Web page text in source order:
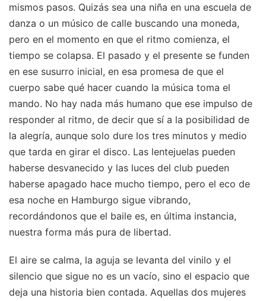
mismos pasos. Quizás sea una niña en una escuela de
danza o un músico de calle buscando una moneda,
pero en el momento en que el ritmo comienza, el
tiempo se colapsa. El pasado y el presente se funden
en ese susurro inicial, en esa promesa de que el
cuerpo sabe qué hacer cuando la música toma el
mando. No hay nada más humano que ese impulso de
responder al ritmo, de decir que sí a la posibilidad de
la alegría, aunque solo dure los tres minutos y medio
que tarda en girar el disco. Las lentejuelas pueden
haberse desvanecido y las luces del club pueden
haberse apagado hace mucho tiempo, pero el eco de
esa noche en Hamburgo sigue vibrando,
recordándonos que el baile es, en última instancia,
nuestra forma más pura de libertad.
El aire se calma, la aguja se levanta del vinilo y el
silencio que sigue no es un vacío, sino el espacio que
deja una historia bien contada. Aquellas dos mujeres